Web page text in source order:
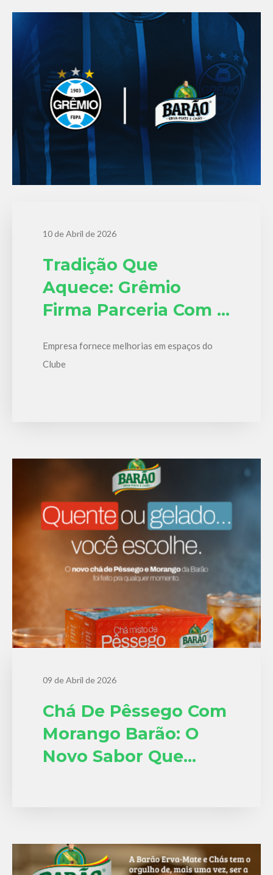
10 de Abril de 2026
Tradição Que
Aquece: Grêmio
Firma Parceria Com A
Empresa fornece melhorias em espaços do
Clube
09 de Abril de 2026
Chá De Pêssego Com
Morango Barão: O
Novo Sabor Que